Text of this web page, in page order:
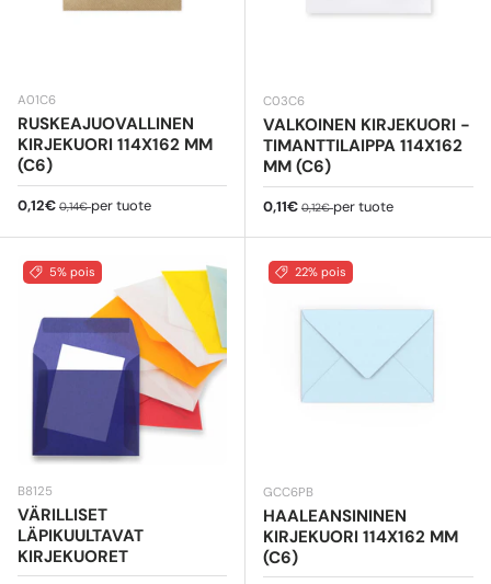
A01C6
RUSKEAJUOVALLINEN
KIRJEKUORI 114X162 MM
(C6)
Myyntihinta
0,12€ Normaali hinta
0,14€per tuote
C03C6
VALKOINEN KIRJEKUORI -
TIMANTTILAIPPA 114X162
MM (C6)
Myyntihinta
0,11€ Normaali hinta
0,12€per tuote
5% pois
B8125
VÄRILLISET
LÄPIKUULTAVAT
KIRJEKUORET
22% pois
GCC6PB
HAALEANSININEN
KIRJEKUORI 114X162 MM
(C6)